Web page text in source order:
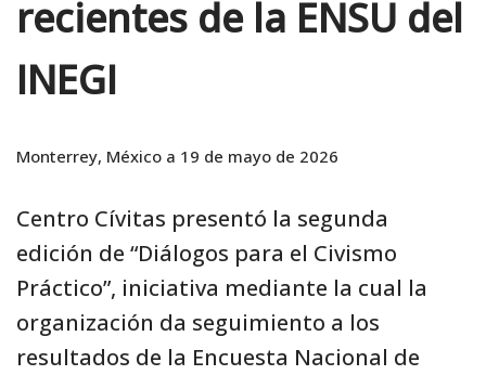
recientes de la ENSU del
INEGI
Monterrey, México a 19 de mayo de 2026
Centro Cívitas presentó la segunda
edición de “Diálogos para el Civismo
Práctico”, iniciativa mediante la cual la
organización da seguimiento a los
resultados de la Encuesta Nacional de